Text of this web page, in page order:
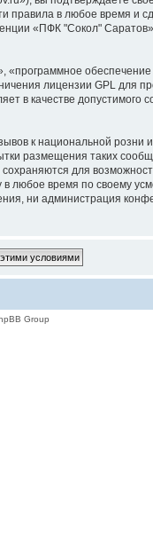
в любое время и
«ПФК "Сокол"
обеспечение
лицензии GPL для
в качестве допустимого
к национальной
размещения таких
для
время по своему
ни администрация
Group